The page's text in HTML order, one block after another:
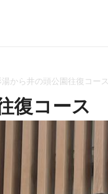
から井の頭公園往復コース
復コース